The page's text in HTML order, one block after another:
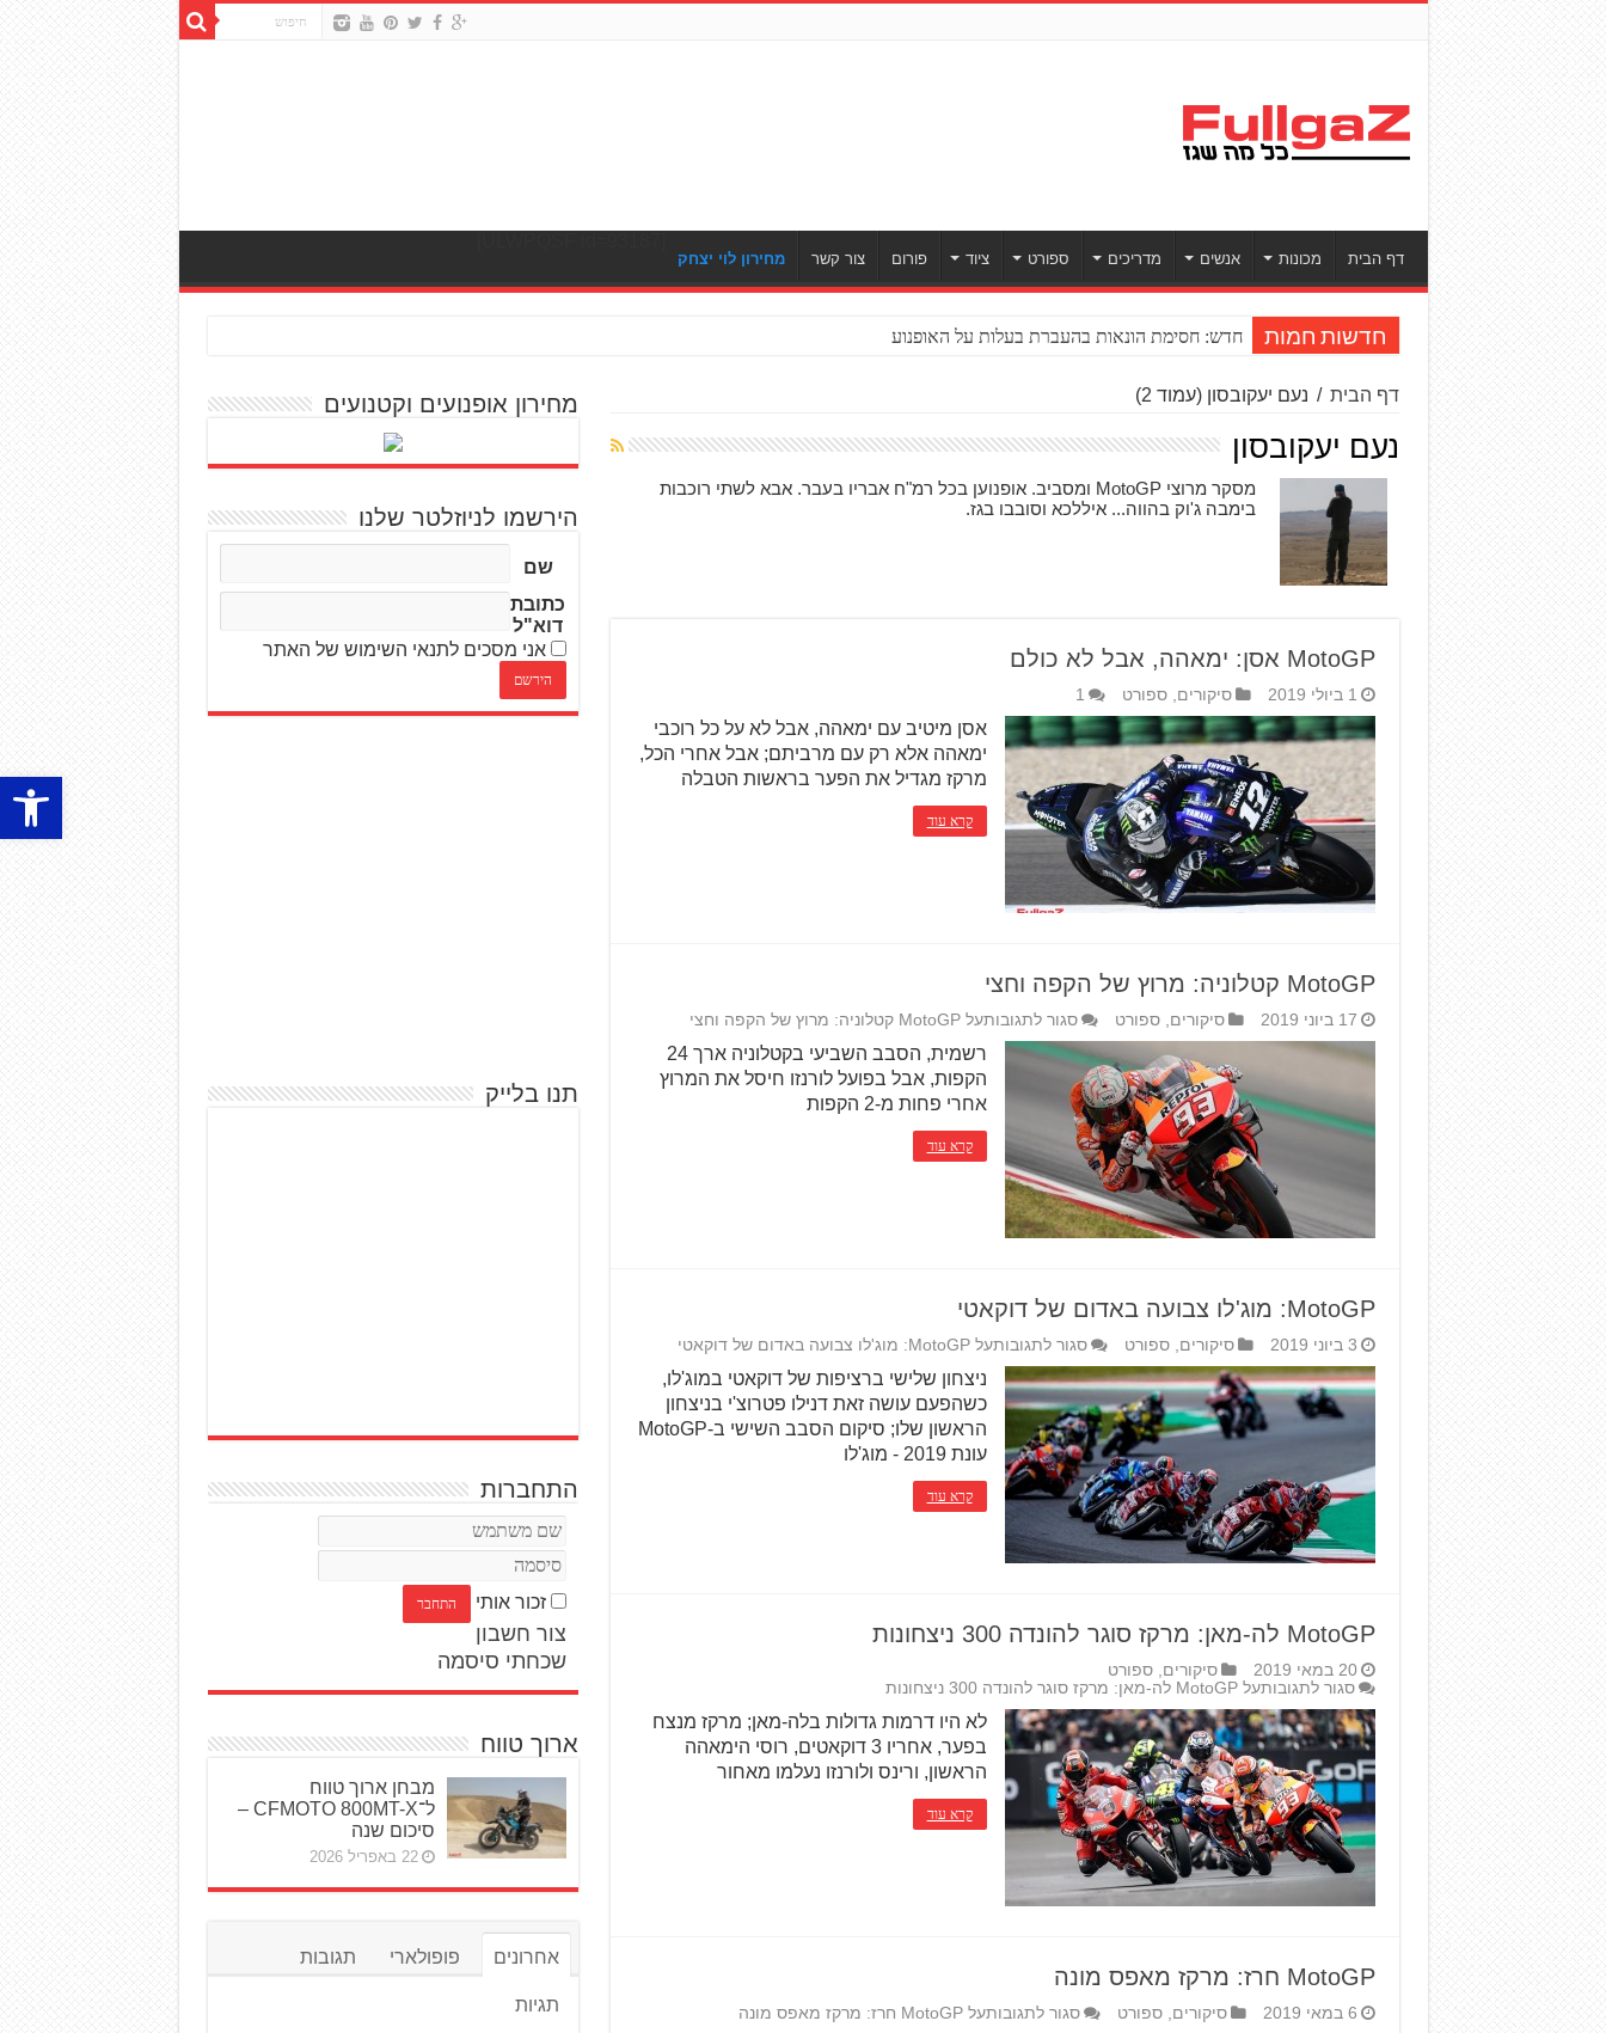
פתח
דף הבית מכונות אנשים מדריכים ספורט ציוד פורום צור קשר מחירון לוי יצחק
חדשות חמות חדש: חסימת הונאות בהעברת בעלות על האופנוע
דף הבית / נעם יעקובסון (עמוד 2)
נעם יעקובסון
מסקר מרוצי MotoGP ומסביב. אופנוען בכל רמ"ח אבריו בעבר. אבא לשתי רוכבות
בימבה ג'וק בהווה... איללכא וסובבו בגז.
MotoGP אסן: ימאהה, אבל לא כולם
1 ביולי 2019 סיקורים,ספורט 1
אסן מיטיב עם ימאהה, אבל לא על כל רוכבי
ימאהה אלא רק עם מרביתם; אבל אחרי הכל,
מרקז מגדיל את הפער בראשות הטבלה
קרא עוד
MotoGP קטלוניה: מרוץ של הקפה וחצי
17 ביוני 2019 סיקורים,ספורט סגור לתגובותעל MotoGP קטלוניה: מרוץ של הקפה וחצי
רשמית, הסבב השביעי בקטלוניה ארך 24
הקפות, אבל בפועל לורנזו חיסל את המרוץ
אחרי פחות מ-2 הקפות
קרא עוד
MotoGP: מוג'לו צבועה באדום של דוקאטי
3 ביוני 2019 סיקורים,ספורט סגור לתגובותעל MotoGP: מוג'לו צבועה באדום של דוקאטי
ניצחון שלישי ברציפות של דוקאטי במוג'לו,
כשהפעם עושה זאת דנילו פטרוצ'י בניצחון
הראשון שלו; סיקום הסבב השישי ב-MotoGP
עונת 2019 - מוג'לו
קרא עוד
MotoGP לה-מאן: מרקז סוגר להונדה 300 ניצחונות
20 במאי 2019 סיקורים,ספורט
סגור לתגובותעל MotoGP לה-מאן: מרקז סוגר להונדה 300 ניצחונות
לא היו דרמות גדולות בלה-מאן; מרקז מנצח
בפער, אחריו 3 דוקאטים, רוסי הימאהה
הראשון, ורינס ולורנזו נעלמו מאחור
קרא עוד
MotoGP חרז: מרקז מאפס מונה
6 במאי 2019 סיקורים,ספורט סגור לתגובותעל MotoGP חרז: מרקז מאפס מונה
מחירון אופנועים וקטנועים
הירשמו לניוזלטר שלנו
שם
כתובת
דוא"ל
אני מסכים לתנאי השימוש של האתר
תנו בלייק
התחברות
זכור אותי
צור חשבון
שכחתי סיסמה
ארוך טווח
מבחן ארוך טווח
ל־CFMOTO 800MT-X –
סיכום שנה
22 באפריל 2026
אחרונים פופולארי תגובות
תגיות